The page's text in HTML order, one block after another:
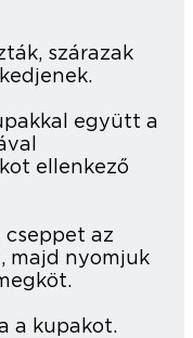
szárazak
együtt a
ellenkező
cseppet az
majd nyomjuk
a kupakot.